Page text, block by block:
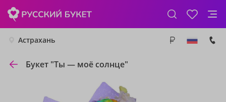
Астрахань
Букет "Ты — моё солнце"